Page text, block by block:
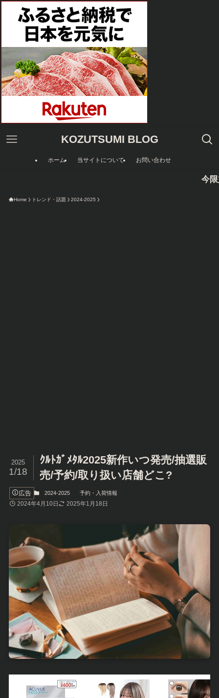
KOZUTSUMI BLOG
ホーム 当サイトについて お問い合わせ
今限定のAmazon
Home トレンド・話題 2024-2025
ｸﾙﾄｶﾞﾒﾀﾙ2025新作いつ発売/抽選販
売/予約/取り扱い店舗どこ?
2025
1/18
広告 2024-2025 予約・入荷情報
2024年4月10日 2025年1月18日